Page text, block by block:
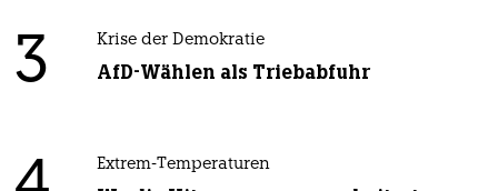
3 Krise der Demokratie
AfD-Wählen als Triebabfuhr
Extrem-Temperaturen